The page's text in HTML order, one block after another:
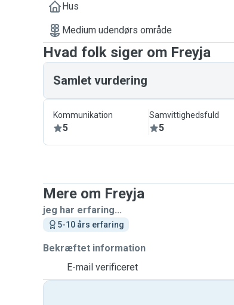
Hus
Medium udendørs område
Hvad folk siger om Freyja
Samlet vurdering
Kommunikation
5
Samvittighedsfuld
5
Mere om Freyja
jeg har erfaring...
5-10 års erfaring
Bekræftet information
E-mail verificeret